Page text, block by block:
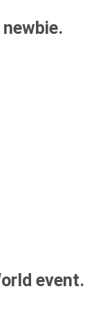
event.